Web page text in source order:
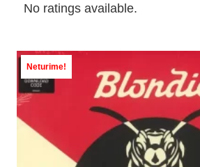
No ratings available.
Neturime!